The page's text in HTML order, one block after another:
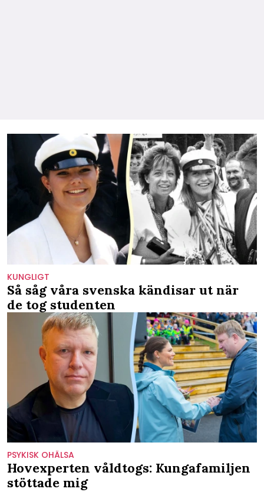
KUNGLIGT
Så såg våra svenska kändisar ut när
de tog studenten
PSYKISK OHÄLSA
Hovexperten våldtogs: Kungafamiljen
stöttade mig